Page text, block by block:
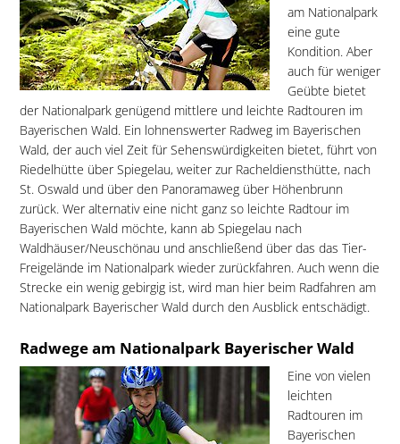
am Nationalpark
eine gute
Kondition. Aber
auch für weniger
Geübte bietet
der Nationalpark genügend mittlere und leichte Radtouren im
Bayerischen Wald. Ein lohnenswerter Radweg im Bayerischen
Wald, der auch viel Zeit für Sehenswürdigkeiten bietet, führt von
Riedelhütte über Spiegelau, weiter zur Racheldiensthütte, nach
St. Oswald und über den Panoramaweg über Höhenbrunn
zurück. Wer alternativ eine nicht ganz so leichte Radtour im
Bayerischen Wald möchte, kann ab Spiegelau nach
Waldhäuser/Neuschönau und anschließend über das das Tier-
Freigelände im Nationalpark wieder zurückfahren. Auch wenn die
Strecke ein wenig gebirgig ist, wird man hier beim Radfahren am
Nationalpark Bayerischer Wald durch den Ausblick entschädigt.
Radwege am Nationalpark Bayerischer Wald
Eine von vielen
leichten
Radtouren im
Bayerischen